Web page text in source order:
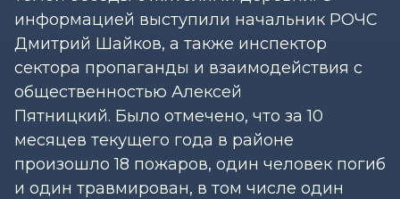
информацией выступили начальник РОЧС
Дмитрий Шайков, а также инспектор
сектора пропаганды и взаимодействия с
общественностью Алексей
Пятницкий. Было отмечено, что за 10
месяцев текущего года в районе
произошло 18 пожаров, один человек погиб
и один травмирован, в том числе один